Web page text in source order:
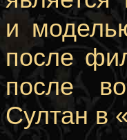
и
после
после
Султан в